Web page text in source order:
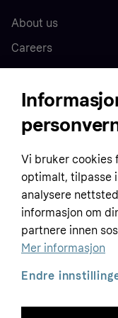
About us
Careers
Press
Home
Customer service
Terms & conditions
Privacy policy
Tracking
Business
Sell with Klarna
Contact us
Global
Vi bruker cookies
optimalt, tilpasse
analysere
informasjon om
partnere innen
Mer informasjon
Endre